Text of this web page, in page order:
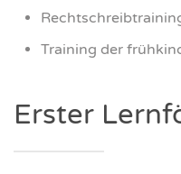
Trai­ning der
Ers­ter